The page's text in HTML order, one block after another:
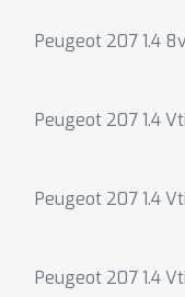
Peugeot 207 1.4
Peugeot 207 1.4
Peugeot 207 1.4
Peugeot 207 1.4